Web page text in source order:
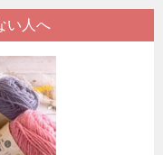
い人へ